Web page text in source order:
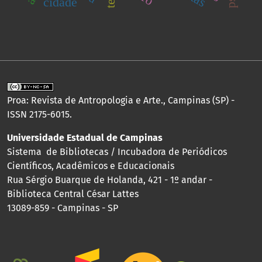
Proa: Revista de Antropologia e Arte., Campinas (SP) -
ISSN 2175-6015.
Universidade Estadual de Campinas
Sistema de Bibliotecas / Incubadora de Periódicos
Científicos, Acadêmicos e Educacionais
Rua Sérgio Buarque de Holanda, 421 - 1º andar -
Biblioteca Central César Lattes
13089-859 - Campinas - SP